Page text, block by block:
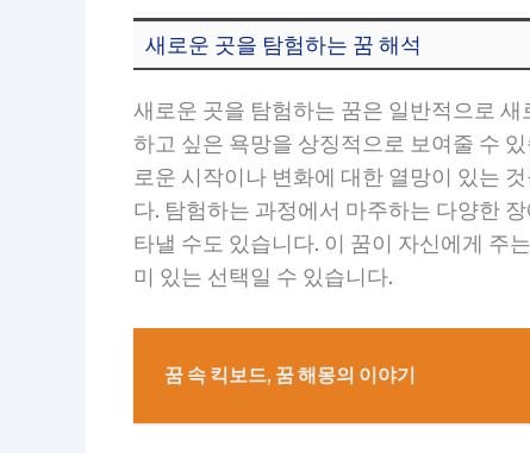
새로운 곳을 탐험하는 꿈 해석
새로운 곳을 탐험하는 꿈은 일반적으로
하고 싶은 욕망을 상징적으로 보여줄 수
로운 시작이나 변화에 대한 열망이 있는
다. 탐험하는 과정에서 마주하는 다양한
타낼 수도 있습니다. 이 꿈이 자신에게 주
미 있는 선택일 수 있습니다.
꿈 속 킥보드, 꿈 해몽의 이야기